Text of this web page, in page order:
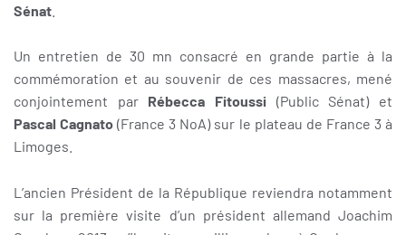
Sénat
Un entretien de 30 mn consacré en grande partie à la
commémoration et au souvenir de ces massacres, mené
conjointement par Rébecca Fitoussi (Public Sénat) et
Pascal Cagnato (France 3 NoA) sur le plateau de France 3 à
Limoges.
L’ancien Président de la République reviendra notamment
sur la première visite d’un président allemand Joachim